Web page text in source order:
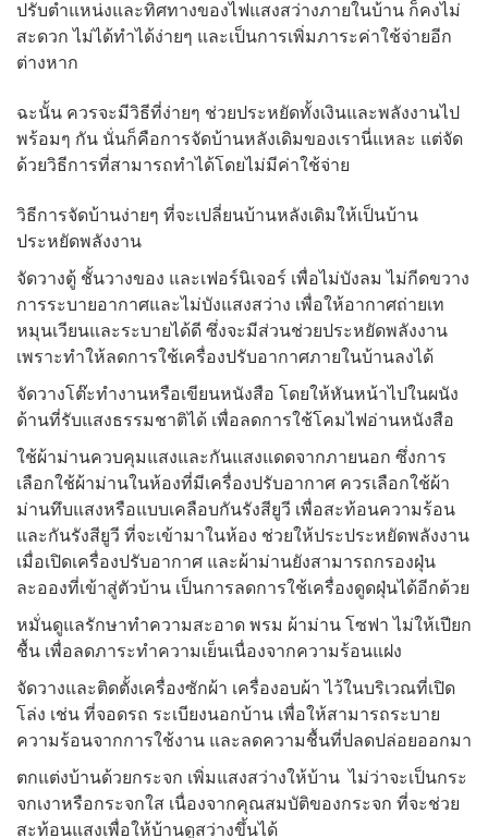
ปรับตำแหน่งและทิศทางของไฟแสงสว่างภายในบ้าน ก็คงไม่
สะดวก ไม่ได้ทำได้ง่ายๆ และเป็นการเพิ่มภาระค่าใช้จ่ายอีก
ต่างหาก
ฉะนั้น ควรจะมีวิธีที่ง่ายๆ ช่วยประหยัดทั้งเงินและพลังงานไป
พร้อมๆ กัน นั่นก็คือการจัดบ้านหลังเดิมของเรานี่แหละ แต่จัด
ด้วยวิธีการที่สามารถทำได้โดยไม่มีค่าใช้จ่าย
วิธีการจัดบ้านง่ายๆ ที่จะเปลี่ยนบ้านหลังเดิมให้เป็นบ้าน
ประหยัดพลังงาน
จัดวางตู้ ชั้นวางของ และเฟอร์นิเจอร์ เพื่อไม่บังลม ไม่กีดขวาง
การระบายอากาศและไม่บังแสงสว่าง เพื่อให้อากาศถ่ายเท
หมุนเวียนและระบายได้ดี ซึ่งจะมีส่วนช่วยประหยัดพลังงาน
เพราะทำให้ลดการใช้เครื่องปรับอากาศภายในบ้านลงได้
จัดวางโต๊ะทำงานหรือเขียนหนังสือ โดยให้หันหน้าไปในผนัง
ด้านที่รับแสงธรรมชาติได้ เพื่อลดการใช้โคมไฟอ่านหนังสือ
ใช้ผ้าม่านควบคุมแสงและกันแสงแดดจากภายนอก ซึ่งการ
เลือกใช้ผ้าม่านในห้องที่มีเครื่องปรับอากาศ ควรเลือกใช้ผ้า
ม่านทึบแสงหรือแบบเคลือบกันรังสียูวี เพื่อสะท้อนความร้อน
และกันรังสียูวี ที่จะเข้ามาในห้อง ช่วยให้ประประหยัดพลังงาน
เมื่อเปิดเครื่องปรับอากาศ และผ้าม่านยังสามารถกรองฝุ่น
ละอองที่เข้าสู่ตัวบ้าน เป็นการลดการใช้เครื่องดูดฝุ่นได้อีกด้วย
หมั่นดูแลรักษาทำความสะอาด พรม ผ้าม่าน โซฟา ไม่ให้เปียก
ชื้น เพื่อลดภาระทำความเย็นเนื่องจากความร้อนแฝง
จัดวางและติดตั้งเครื่องซักผ้า เครื่องอบผ้า ไว้ในบริเวณที่เปิด
โล่ง เช่น ที่จอดรถ ระเบียงนอกบ้าน เพื่อให้สามารถระบาย
ความร้อนจากการใช้งาน และลดความชื้นที่ปลดปล่อยออกมา
ตกแต่งบ้านด้วยกระจก เพิ่มแสงสว่างให้บ้าน ไม่ว่าจะเป็นกระ
จกเงาหรือกระจกใส เนื่องจากคุณสมบัติของกระจก ที่จะช่วย
สะท้อนแสงเพื่อให้บ้านดูสว่างขึ้นได้